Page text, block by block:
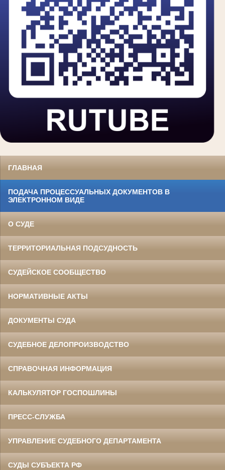
ГЛАВНАЯ
ПОДАЧА ПРОЦЕССУАЛЬНЫХ ДОКУМЕНТОВ В
ЭЛЕКТРОННОМ ВИДЕ
О СУДЕ
ТЕРРИТОРИАЛЬНАЯ ПОДСУДНОСТЬ
СУДЕЙСКОЕ СООБЩЕСТВО
НОРМАТИВНЫЕ АКТЫ
ДОКУМЕНТЫ СУДА
СУДЕБНОЕ ДЕЛОПРОИЗВОДСТВО
СПРАВОЧНАЯ ИНФОРМАЦИЯ
КАЛЬКУЛЯТОР ГОСПОШЛИНЫ
ПРЕСС-СЛУЖБА
УПРАВЛЕНИЕ СУДЕБНОГО ДЕПАРТАМЕНТА
СУДЫ СУБЪЕКТА РФ